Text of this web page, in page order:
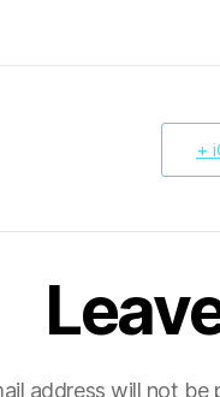
+
address will not be